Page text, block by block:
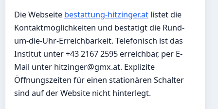
Die Webseite bestattung-hitzinger.at listet die
Kontaktmöglichkeiten und bestätigt die Rund-
um-die-Uhr-Erreichbarkeit. Telefonisch ist das
Institut unter +43 2167 2595 erreichbar, per E-
Mail unter hitzinger@gmx.at. Explizite
Öffnungszeiten für einen stationären Schalter
sind auf der Website nicht hinterlegt.